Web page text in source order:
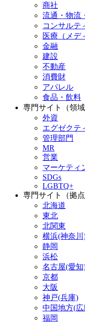
商社
流通・物流
コンサルテ
医療（メデ
金融
建設
不動産
消費財
アパレル
食品・飲料
専門サイト（領域
外資
エグゼクテ
管理部門
MR
営業
マーケティ
SDGs
LGBTQ+
専門サイト（拠点
北海道
東北
北関東
横浜(神奈川
静岡
浜松
名古屋(愛知
京都
大阪
神戸(兵庫)
中国地方(
福岡